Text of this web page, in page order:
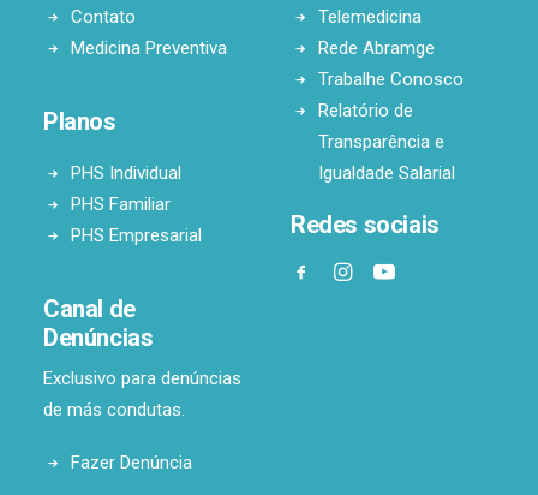
Contato
Medicina Preventiva
Planos
PHS Individual
PHS Familiar
PHS Empresarial
Canal de
Denúncias
Exclusivo para denúncias
de más condutas.
Fazer Denúncia
Telemedicina
Rede Abramge
Trabalhe Conosco
Relatório de
Transparência e
Igualdade Salarial
Redes sociais